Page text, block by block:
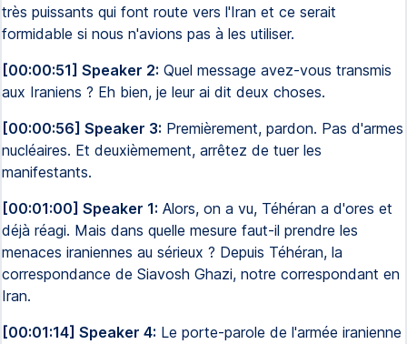
très puissants qui font route vers l'Iran et ce serait
formidable si nous n'avions pas à les utiliser.
[00:00:51] Speaker 2: Quel message avez-vous transmis
aux Iraniens ? Eh bien, je leur ai dit deux choses.
[00:00:56] Speaker 3: Premièrement, pardon. Pas d'armes
nucléaires. Et deuxièmement, arrêtez de tuer les
manifestants.
[00:01:00] Speaker 1: Alors, on a vu, Téhéran a d'ores et
déjà réagi. Mais dans quelle mesure faut-il prendre les
menaces iraniennes au sérieux ? Depuis Téhéran, la
correspondance de Siavosh Ghazi, notre correspondant en
Iran.
[00:01:14] Speaker 4: Le porte-parole de l'armée iranienne